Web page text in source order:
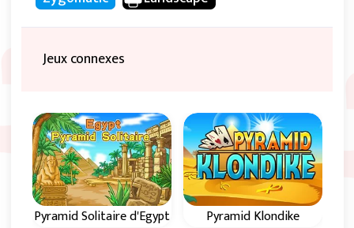
Jeux connexes
Pyramid Solitaire d'Egypt Pyramid Klondike